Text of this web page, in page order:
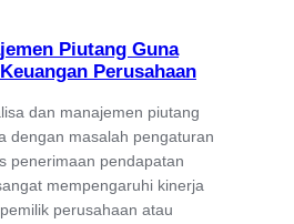
Piutang Guna
Perusahaan
dan manajemen piutang
dengan masalah pengaturan
penerimaan pendapatan
mempengaruhi kinerja
perusahaan atau